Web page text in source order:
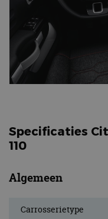
Specificaties
110
Algemeen
Carrosserietype